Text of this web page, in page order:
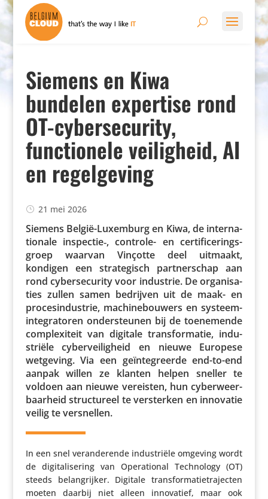
Siemens en Kiwa
bundelen expertise rond
OT-cybersecurity,
functionele veiligheid, AI
en regelgeving
21 mei 2026
Siemens België-Luxemburg en Kiwa, de inter­na­
ti­o­nale inspectie‑, controle- en certi­fi­ce­rings­
groep waarvan Vinçotte deel uitmaakt,
kondigen een stra­te­gisch part­ner­schap aan
rond cyber­se­cu­rity voor industrie. De orga­ni­sa­
ties zullen samen bedrijven uit de maak- en
proces­in­du­strie, machi­ne­bou­wers en systeem­
in­te­gra­toren onder­steunen bij de toene­mende
complexi­teit van digitale trans­for­matie, indu­
striële cyber­vei­lig­heid en nieuwe Europese
wetgeving. Via een geïn­te­greerde end-to-end
aanpak willen ze klanten helpen sneller te
voldoen aan nieuwe vereisten, hun cyber­weer­
baar­heid struc­tu­reel te versterken en innovatie
veilig te versnellen.
In een snel veran­de­rende indu­striële omgeving wordt
de digi­ta­li­se­ring van Opera­ti­onal Tech­no­logy (OT)
steeds belang­rijker. Digitale trans­for­ma­tie­tra­jecten
moeten daarbij niet alleen inno­va­tief, maar ook